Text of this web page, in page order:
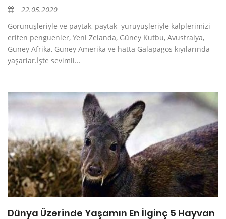
22.05.2020
Görünüşleriyle ve paytak, paytak yürüyüşleriyle kalplerimizi
eriten penguenler, Yeni Zelanda, Güney Kutbu, Avustralya,
Güney Afrika, Güney Amerika ve hatta Galapagos kıyılarında
yaşarlar.İşte sevimli...
Dünya Üzerinde Yaşamın En İlginç 5 Hayvan